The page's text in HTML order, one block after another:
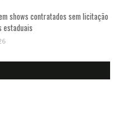
shows contratados sem licitação
estaduais